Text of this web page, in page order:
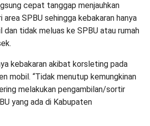
cepat tanggap menjauhkan
area SPBU sehingga kebakaran hanya
tidak meluas ke SPBU atau rumah
kebakaran akibat korsleting pada
mobil. “Tidak menutup kemungkinan
melakukan pengambilan/sortir
yang ada di Kabupaten